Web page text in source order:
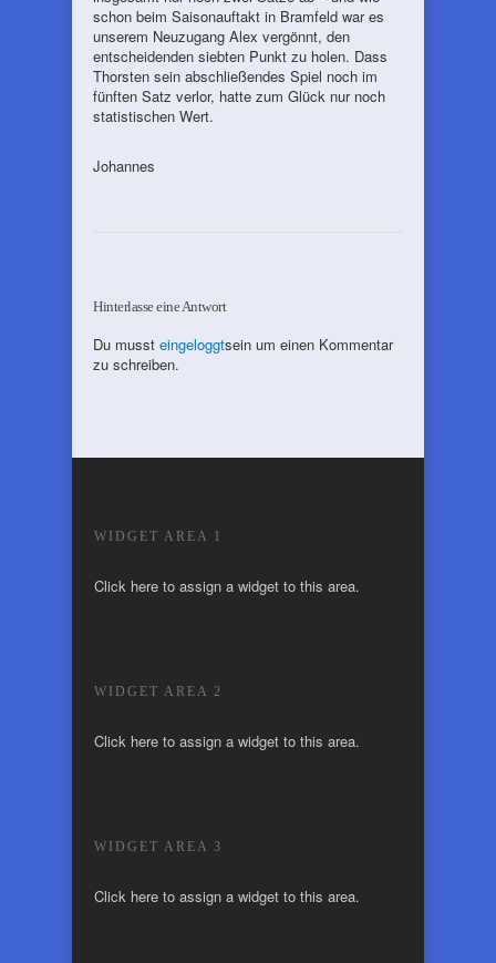
schon beim Saisonauftakt in Bramfeld war es
unserem Neuzugang Alex vergönnt, den
entscheidenden siebten Punkt zu holen. Dass
Thorsten sein abschließendes Spiel noch im
fünften Satz verlor, hatte zum Glück nur noch
statistischen Wert.
Johannes
Hinterlasse eine Antwort
Du musst eingeloggtsein um einen Kommentar
zu schreiben.
WIDGET AREA 1
Click here to assign a widget to this area.
WIDGET AREA 2
Click here to assign a widget to this area.
WIDGET AREA 3
Click here to assign a widget to this area.